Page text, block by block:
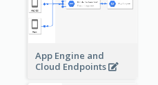
App Engine and
Cloud Endpoints